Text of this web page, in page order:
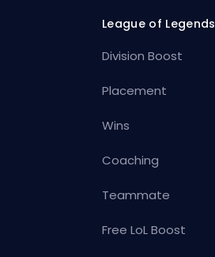
League of Legends
Division Boost
Placement
Wins
Coaching
Teammate
Free LoL Boost